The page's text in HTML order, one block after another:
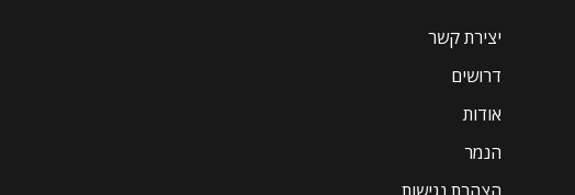
יצירת קשר
דרושים
אודות
הנמר
הצהרת נגישות